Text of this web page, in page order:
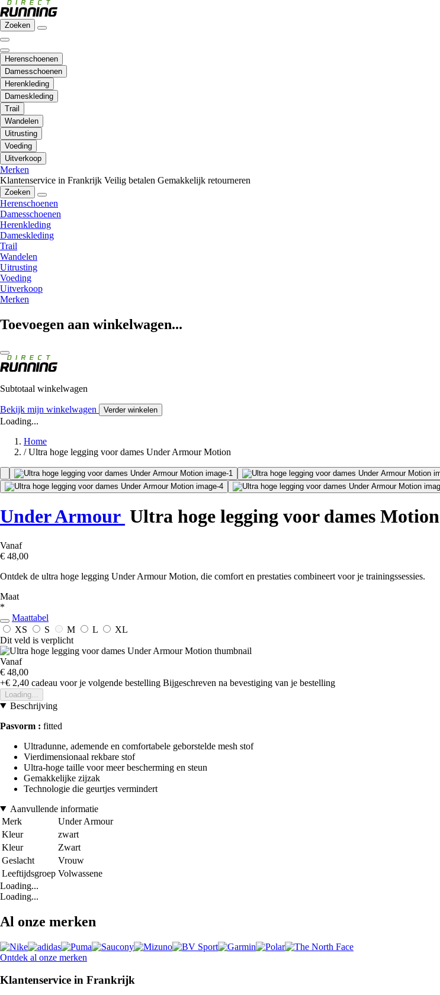
Zoeken
Herenschoenen
Damesschoenen
Herenkleding
Dameskleding
Trail
Wandelen
Uitrusting
Voeding
Uitverkoop
Merken
Klantenservice in Frankrijk Veilig betalen Gemakkelijk retourneren
Zoeken
Herenschoenen
Damesschoenen
Herenkleding
Dameskleding
Trail
Wandelen
Uitrusting
Voeding
Uitverkoop
Merken
Toevoegen aan winkelwagen...
Subtotaal winkelwagen
Bekijk mijn winkelwagen Verder winkelen
Loading...
Home
/ Ultra hoge legging voor dames Under Armour Motion
Under Armour Ultra hoge legging voor dames Motion
Vanaf
€ 48,00
Ontdek de ultra hoge legging Under Armour Motion, die comfort en prestaties combineert voor je trainingssessies.
Maat
*
Maattabel
XS
S M L
XL
Dit veld is verplicht
Vanaf
€ 48,00
+€ 2,40 cadeau voor je volgende bestelling Bijgeschreven na bevestiging van je bestelling
Loading...
Beschrijving
Pasvorm : fitted
Ultradunne, ademende en comfortabele geborstelde mesh stof
Vierdimensionaal rekbare stof
Ultra-hoge taille voor meer bescherming en steun
Gemakkelijke zijzak
Technologie die geurtjes vermindert
Aanvullende informatie
Merk
Under Armour
Kleur
zwart
Kleur
Zwart
Geslacht
Vrouw
Leeftijdsgroep Volwassene
Loading...
Loading...
Al onze merken
Ontdek al onze merken
Klantenservice in Frankrijk